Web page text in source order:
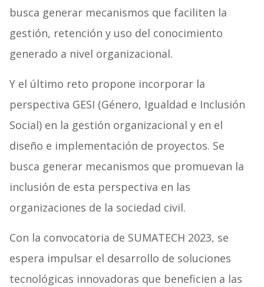
busca generar mecanismos que faciliten la
gestión, retención y uso del conocimiento
generado a nivel organizacional.
Y el último reto propone incorporar la
perspectiva GESI (Género, Igualdad e Inclusión
Social) en la gestión organizacional y en el
diseño e implementación de proyectos. Se
busca generar mecanismos que promuevan la
inclusión de esta perspectiva en las
organizaciones de la sociedad civil.
Con la convocatoria de SUMATECH 2023, se
espera impulsar el desarrollo de soluciones
tecnológicas innovadoras que beneficien a las